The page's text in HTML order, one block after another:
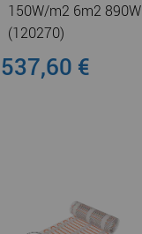
150W/m2 6m2 890W
(120270)
537,60 €